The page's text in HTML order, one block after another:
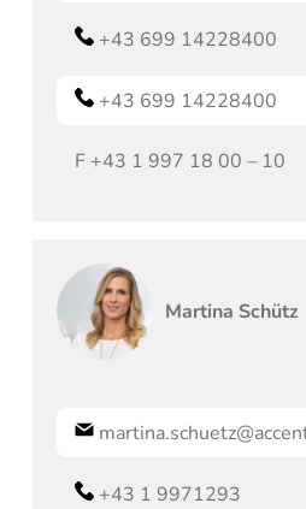
+43 699 14228400
+43 699 14228400
F +43 1 997 18 00 – 10
Martina Schütz
+43 1 9971293